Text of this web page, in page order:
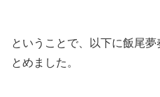
ということで、以下に飯尾
とめました。